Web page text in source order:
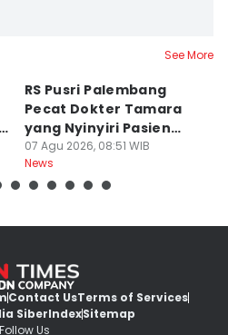
See More
RS Pusri Palembang
Pecat Dokter Tamara
yang Nyinyiri Pasien
Yurizal
07 Agu 2026, 08:51 WIB
News
Contact UsTerms of Services
SiberIndexSitemap
Follow Us